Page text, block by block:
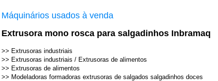
Máquinários usados à venda
Extrusora mono rosca para salgadinhos Inbramaq
>> Extrusoras industriais
>> Extrusoras industriais / Extrusoras de alimentos
>> Extrusoras de alimentos
>> Modeladoras formadoras extrusoras de salgados salgadinhos doces